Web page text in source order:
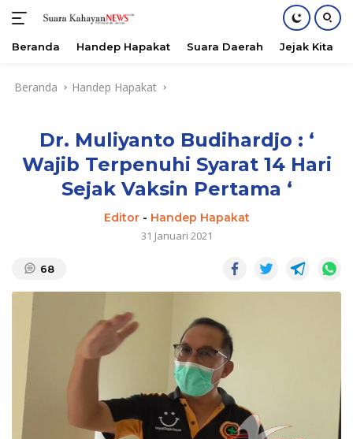
Beranda Handep Hapakat Suara Daerah Jejak Kita
Beranda Handep Hapakat
Dr. Muliyanto Budihardjo : ‘
Wajib Terpenuhi Syarat 14 Hari
Sejak Vaksin Pertama ‘
Editor- Handep Hapakat
31 Januari 2021
68